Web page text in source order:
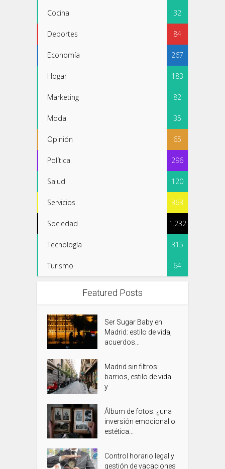
Cocina 32
Deportes 84
Economía 267
Hogar 183
Marketing 82
Moda 35
Opinión 65
Política 296
Salud 120
Servicios 363
Sociedad 1.232
Tecnología 315
Turismo 64
Featured Posts
Ser Sugar Baby en
Madrid: estilo de vida,
acuerdos...
Madrid sin filtros:
barrios, estilo de vida
y...
Álbum de fotos: ¿una
inversión emocional o
estética...
Control horario legal y
gestión de vacaciones